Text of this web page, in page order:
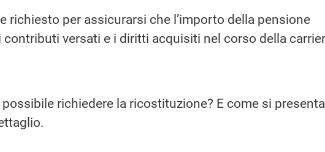
richiesto per assicurarsi che l’importo della pensione
versati e i diritti acquisiti nel corso della
richiedere la ricostituzione? E come si